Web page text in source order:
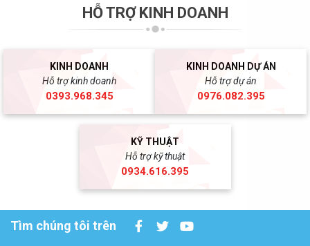
HỖ TRỢ KINH DOANH
KINH DOANH
Hỗ trợ kinh doanh
0393.968.345
KINH DOANH DỰ ÁN
Hỗ trợ dự án
0976.082.395
KỸ THUẬT
Hỗ trợ kỹ thuật
0934.616.395
Tìm chúng tôi trên